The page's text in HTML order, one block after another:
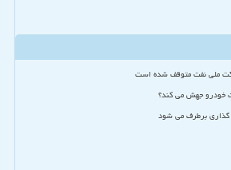
ملی نفت متوقف شده است
خودرو جهش می کند؟
گذاری برطرف می شود